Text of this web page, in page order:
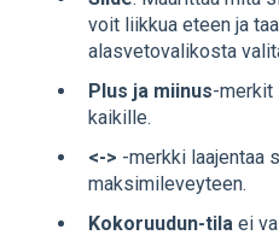
voit liikkua eteen ja
alasvetovalikosta
Plus ja miinus-merkit
kaikille.
<-> -merkki laajentaa
maksimileveyteen.
Kokoruudun-tila ei